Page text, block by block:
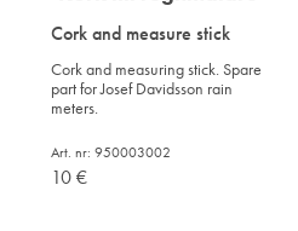
Cork and measure stick
Cork and measuring stick. Spare
part for Josef Davidsson rain
meters.
Art. nr: 950003002
10€